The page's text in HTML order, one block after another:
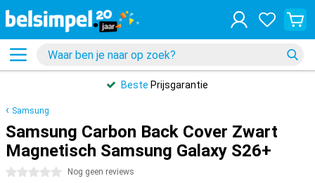
Beste Prijsgarantie
Samsung
Samsung Carbon Back Cover Zwart
Magnetisch Samsung Galaxy S26+
0 sterren Nog geen reviews